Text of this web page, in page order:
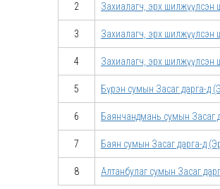
2 Захиалагч, эрх шилжүүлсэн
3 Захиалагч, эрх шилжүүлсэн
4 Захиалагч, эрх шилжүүлсэн
5 Бүрэн сумын Засаг дарга-д
6 Баянчандмань сумын Засаг
7 Баян сумын Засаг дарга-д
8 Алтанбулаг сумын Засаг